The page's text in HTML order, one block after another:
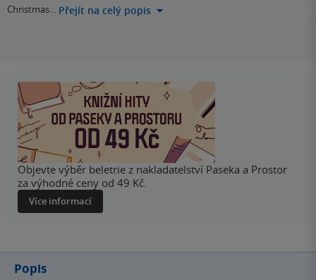
Christmas… Přejít na celý popis
Objevte výběr beletrie z nakladatelství Paseka a Prostor
za výhodné ceny od 49 Kč.
Více informací
Popis